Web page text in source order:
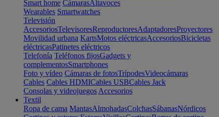
Smart home CámarasAltavoces
Wearables Smartwatches
Televisión
AccesoriosTelevisoresReproductoresAdaptadoresProyectores
Movilidad urbana KartsMotos eléctricasAccesoriosBicicletas
eléctricasPatinetes eléctricos
Telefonía Teléfonos fijosGadgets y
complementosSmartphones
Foto y vídeo Cámaras de fotosTrípodesVideocámaras
Cables Cables HDMICables USBCables Jack
Consolas y videojuegos Accesorios
Textil
Ropa de cama MantasAlmohadasColchasSábanasNórdicos